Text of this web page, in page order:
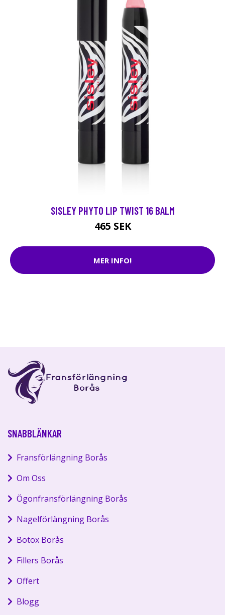
SISLEY PHYTO LIP TWIST 16 BALM
465 SEK
MER INFO!
SNABBLÄNKAR
Fransförlängning Borås
Om Oss
Ögonfransförlängning Borås
Nagelförlängning Borås
Botox Borås
Fillers Borås
Offert
Blogg